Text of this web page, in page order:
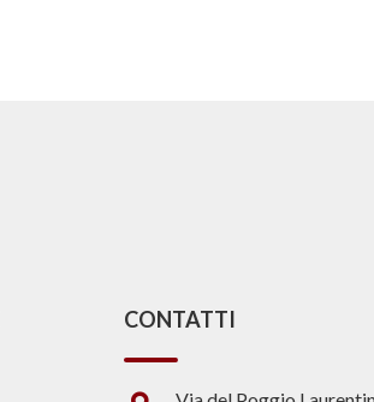
CONTATTI